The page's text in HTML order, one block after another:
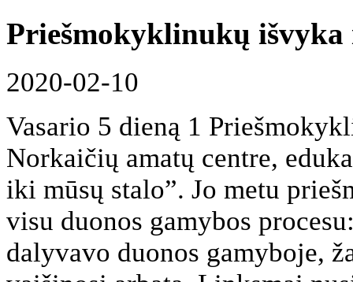
Priešmokyklinukų
2020-02-10
Vasario 5 dieną 1
Norkaičių amatų centre,
iki mūsų stalo”. Jo metu
visu duonos gamybos
dalyvavo duonos gamyboje,